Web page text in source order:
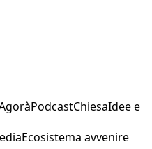
PodcastChiesaIdee e
Ecosistema avvenire